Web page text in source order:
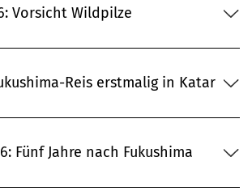
Vorsicht Wildpilze
Reis erstmalig in Katar
Fünf Jahre nach Fukushima